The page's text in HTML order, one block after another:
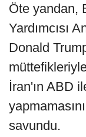
Öte yandan,
Yardımcısı
Donald
İran'ın ABD
savundu.